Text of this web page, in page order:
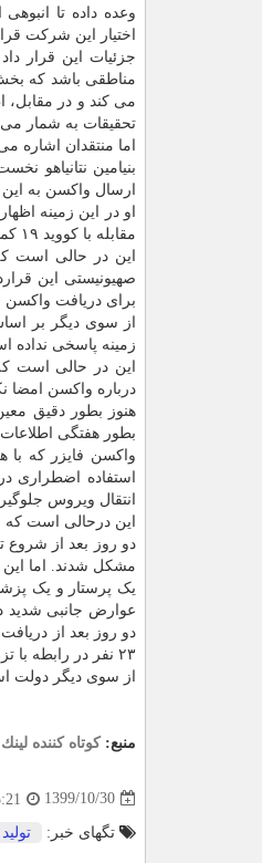
وعده داده تا
اختیار این شرکت
جزئیات این قرار
می کند و در مقابل،
تحقیقات به شمار می
اما منتقدان
بنیامین نتانیاهو
ارسال واکسن به
او در این زمینه
مقابله با کووید ۱۹ کمک می نماید.
این در حالی است
صهیونیستی این
برای دریافت واکسن فایزر حداقل ۵۰ درصد بیشتر از
زمینه پاسخی نداده
این در حالی است
درباره واکسن
هنوز بطور دقیق
بطور هفتگی
واکسن فایزر که با
استفاده اضطراری
انتقال ویروس
این درحالی است
دو روز بعد از شروع
مشکل شدند. اما این
دو روز بعد از
۲۳ نفر در رابطه با تزریق این واکسن قربانی شدند.
از سوی دیگر دولت
منبع: كوتاه كننده لینك
1399/10/30
تگهای خبر: تولید